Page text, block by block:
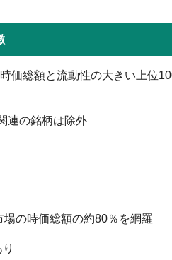
価総額と流動性の大きい上位
連の銘柄は除外
の時価総額の約80％を網羅